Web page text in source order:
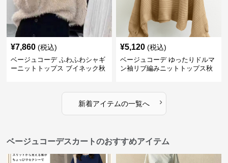
¥7,860 (税込)
ベージュコーデ ふわふわシャギ
ーニットトップス ブイネック秋
¥5,120 (税込)
ベージュコーデ ゆったりドルマ
ン袖リブ編みニットトップス秋
新着アイテムの一覧へ ›
ベージュコーデスカートのおすすめアイテム